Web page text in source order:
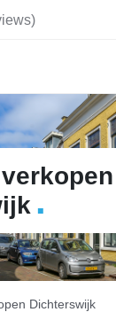
.
Dichterswijk